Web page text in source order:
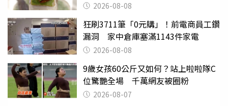
2026-08-08
狂刷3711筆「0元購」！前電商員工鑽
漏洞 家中倉庫塞滿1143件家電
2026-08-08
9歲女孩60公斤又如何？站上啦啦隊C
位驚艷全場 千萬網友被圈粉
2026-08-07